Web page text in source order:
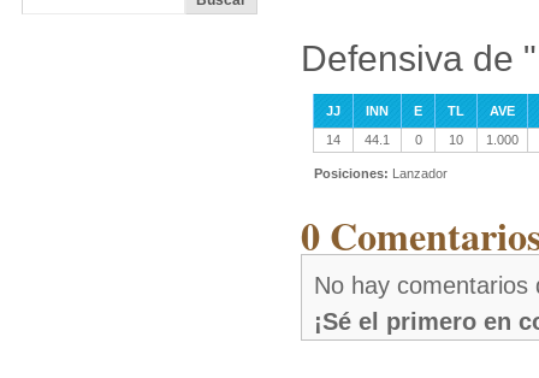
Defensiva de
JJ INN E TL
AVE
14
44.1 0 10 1.000
Posiciones: Lanzador
0
No hay comentarios
¡Sé el primero en